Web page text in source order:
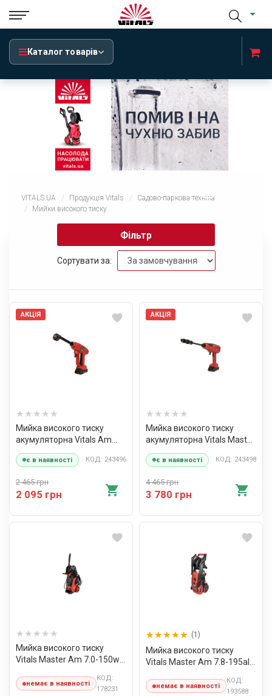
Каталог товарів
VITALS.UA Продукція Vitals
Садово-паркова техніка
Мийки високого тиску
Фільтр
Сортувати за:
АКЦІЯ
Мийка високого тиску
акумуляторна Vitals Am
1830n-1Kit
є в наявності КОД: 243496
2 465 грн
2 095 грн
АКЦІЯ
Мийка високого тиску
акумуляторна Vitals Master
Am 1860n3-2Kit
є в наявності КОД: 243498
4 465 грн
3 780 грн
Мийка високого тиску
Vitals Master Am 7.0-150w
немає в наявності
КОД:
178231
(1)
Мийка високого тиску
Vitals Master Am 7.8-195alu
немає в наявності
КОД:
193588